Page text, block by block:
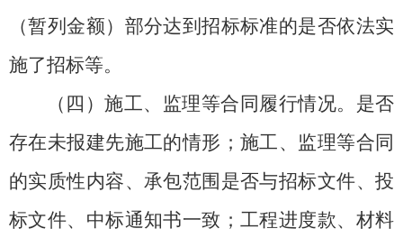
（暂列金额）部分达到招标标准的是否依法实
施了招标等。
（四）施工、监理等合同履行情况。 是否
存在未报建先施工的情形；施工、监理等合同
的实质性内容、承包范围是否与招标文件、投
标文件、中标通知书一致；工程进度款、材料